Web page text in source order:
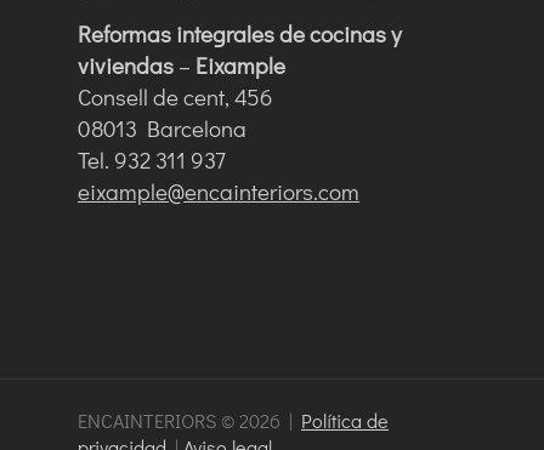
Reformas integrales de cocinas y
viviendas – Eixample
Consell de cent, 456
08013 Barcelona
Tel. 932 311 937
eixample@encainteriors.com
ENCAINTERIORS © 2026 | Política de